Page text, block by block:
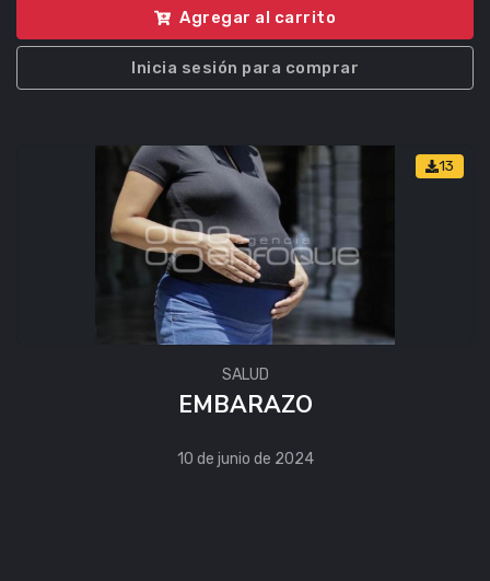
Agregar al carrito
Inicia sesión para comprar
13
SALUD
EMBARAZO
10 de junio de 2024